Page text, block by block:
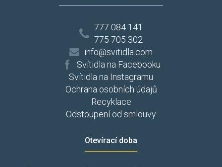
777 084 141
775 705 302
info@svitidla.com
Svítidla na Facebooku
Svítidla na Instagramu
Ochrana osobních údajů
Recyklace
Odstoupení od smlouvy
Otevírací doba